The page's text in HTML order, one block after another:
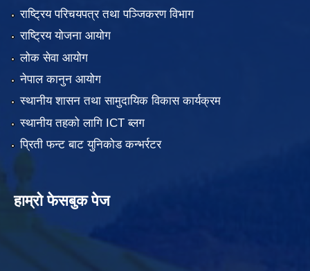
राष्ट्रिय परिचयपत्र तथा पञ्जिकरण विभाग
राष्ट्रिय योजना आयोग
लोक सेवा आयोग
नेपाल कानुन आयोग
स्थानीय शासन तथा सामुदायिक विकास कार्यक्रम
स्थानीय तहको लागि ICT ब्लग
प्रिती फन्ट बाट युनिकोड कन्भर्रटर
हाम्रो फेसबुक पेज